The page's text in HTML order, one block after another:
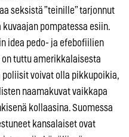
seksistä ”teinille” tarjonnut
pompatessa esiin.
idea pedo- ja efebofiilien
tuttu amerikkalaisesta
poliisit voivat olla pikkupoikia,
naamakuvat vaikkapa
kollaasina. Suomessa
kansalaiset ovat